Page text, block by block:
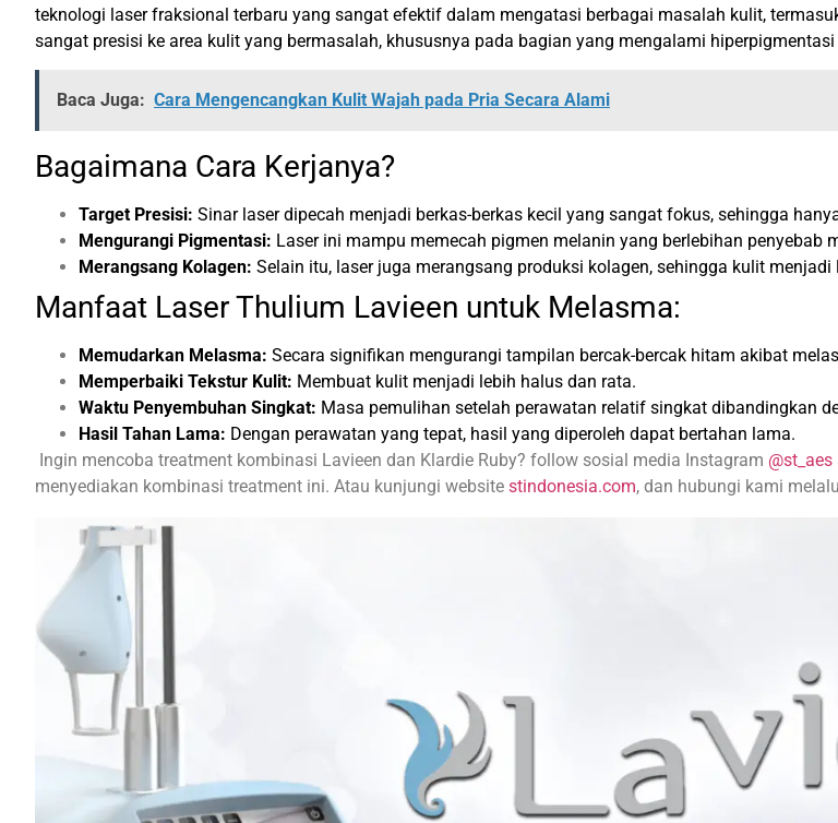
teknologi laser fraksional terbaru yang sangat efektif dalam mengatasi berbagai masalah kulit,
sangat presisi ke area kulit yang bermasalah, khususnya pada bagian yang mengalami
Baca Juga: Cara Mengencangkan Kulit Wajah pada Pria Secara Alami
Bagaimana Cara Kerjanya?
Target Presisi: Sinar laser dipecah menjadi berkas-berkas kecil yang sangat fokus, sehingga
Mengurangi Pigmentasi: Laser ini mampu memecah pigmen melanin yang berlebihan penyebab
Merangsang Kolagen: Selain itu, laser juga merangsang produksi kolagen, sehingga kulit
Manfaat Laser Thulium Lavieen untuk Melasma:
Memudarkan Melasma: Secara signifikan mengurangi tampilan bercak-bercak hitam akibat
Memperbaiki Tekstur Kulit: Membuat kulit menjadi lebih halus dan rata.
Waktu Penyembuhan Singkat: Masa pemulihan setelah perawatan relatif singkat dibandingkan
Hasil Tahan Lama: Dengan perawatan yang tepat, hasil yang diperoleh dapat bertahan lama.
Ingin mencoba treatment kombinasi Lavieen dan Klardie Ruby? follow sosial media Instagram @st_aes
menyediakan kombinasi treatment ini. Atau kunjungi website stindonesia.com, dan hubungi kami